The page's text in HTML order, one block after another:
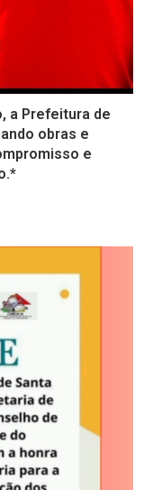
a Prefeitura de
obras e
e